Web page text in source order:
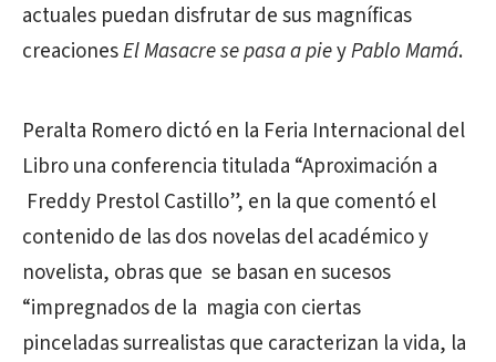
actuales puedan disfrutar de sus magníficas
creacionesEl Masacre se pasa a pieyPablo Mamá.
Peralta Romero dictó en la Feria Internacional del
Libro una conferencia titulada “Aproximación a
Freddy Prestol Castillo”, en la que comentó el
contenido de las dos novelas del académico y
novelista, obras que se basan en sucesos
“impregnados de la magia con ciertas
pinceladas surrealistas que caracterizan la vida, la